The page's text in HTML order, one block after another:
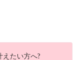
えたい方へ?